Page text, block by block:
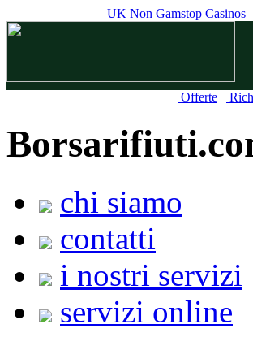
UK Non Gamstop Casinos
Offerte
chi siamo
contatti
i nostri servizi
servizi online